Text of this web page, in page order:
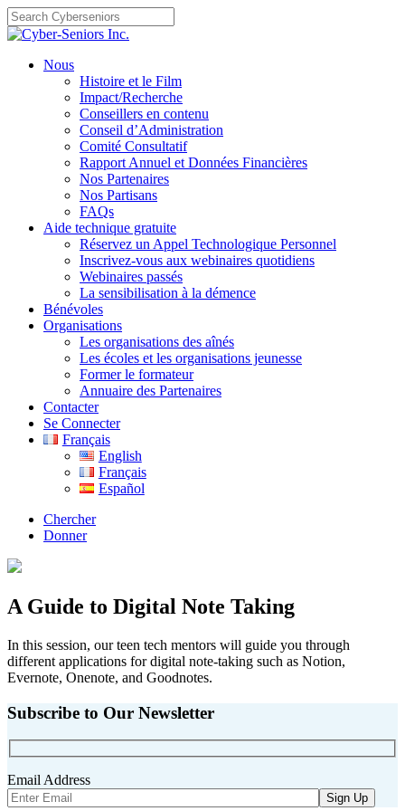
Skip
to
content
Nous
Histoire et le Film
Impact/Recherche
Conseillers en contenu
Conseil d’Administration
Comité Consultatif
Rapport Annuel et Données Financières
Nos Partenaires
Nos Partisans
FAQs
Aide technique gratuite
Réservez un Appel Technologique Personnel
Inscrivez-vous aux webinaires quotidiens
Webinaires passés
La sensibilisation à la démence
Bénévoles
Organisations
Les organisations des aînés
Les écoles et les organisations jeunesse
Former le formateur
Annuaire des Partenaires
Contacter
Se Connecter
Français
English
Français
Español
Chercher
Donner
A Guide to Digital Note Taking
In this session, our teen tech mentors will guide you through
different applications for digital note-taking such as Notion,
Evernote, Onenote, and Goodnotes.
Subscribe to Our Newsletter
Email Address